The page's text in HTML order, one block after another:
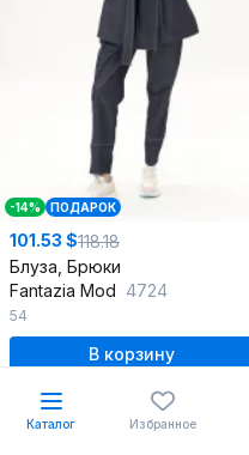
-14% ПОДАРОК
101.53 $118.18
Блуза, Брюки
Fantazia Mod 4724
54
В корзину
Каталог Избранное